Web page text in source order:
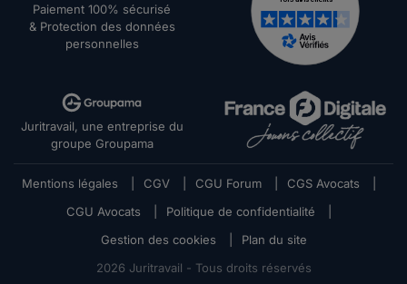
Paiement 100% sécurisé
& Protection des données
personnelles
Juritravail, une entreprise du
groupe Groupama
Mentions légales CGV CGU Forum CGS Avocats
CGU Avocats
Politique de confidentialité
Gestion des cookies
Plan du site
2026 Juritravail - Tous droits réservés